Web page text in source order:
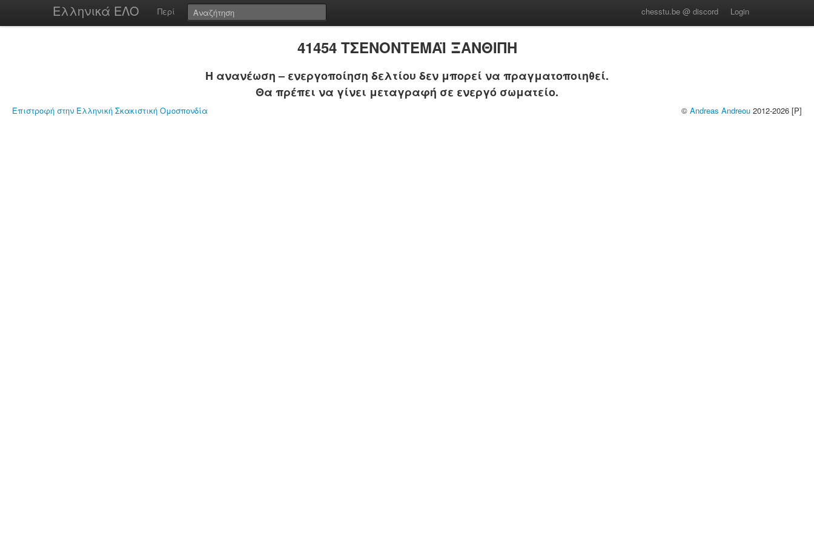
Ελληνικά ΕΛΟ Περί chesstu.be @ discord Login
41454 ΤΣΕΝΟΝΤΕΜΑΪ ΞΑΝΘΙΠΗ
Η ανανέωση – ενεργοποίηση δελτίου δεν μπορεί να πραγματοποιηθεί.
Θα πρέπει να γίνει μεταγραφή σε ενεργό σωματείο.
Επιστροφή στην Ελληνική Σκακιστική Ομοσπονδία © Andreas Andreou 2012-2026 [P]